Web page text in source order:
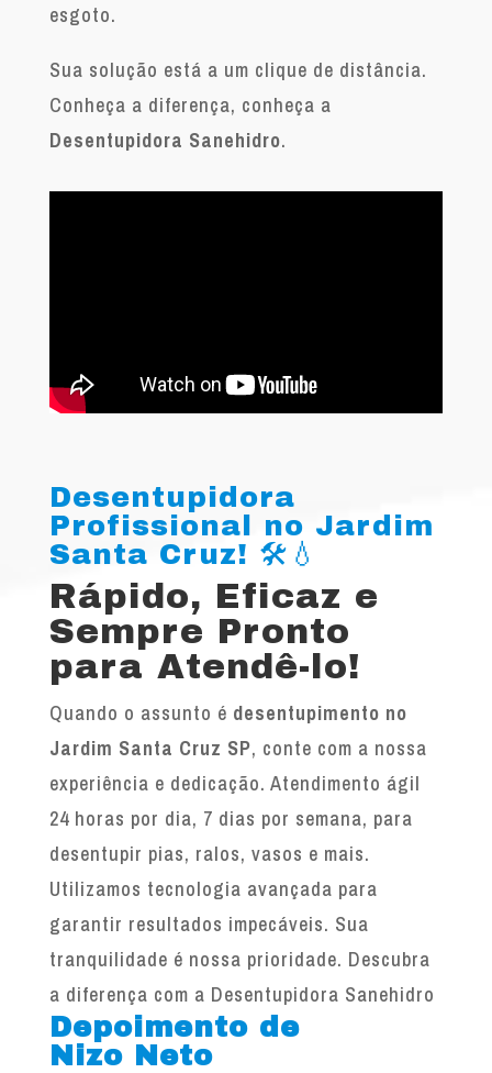
esgoto.
Sua solução está a um clique de distância.
Conheça a diferença, conheça a
Desentupidora Sanehidro.
Desentupidora
Profissional no Jardim
Santa Cruz! 🛠️💧
Rápido, Eficaz e
Sempre Pronto
para Atendê-lo!
Quando o assunto é desentupimento no
Jardim Santa Cruz SP, conte com a nossa
experiência e dedicação. Atendimento ágil
24 horas por dia, 7 dias por semana, para
desentupir pias, ralos, vasos e mais.
Utilizamos tecnologia avançada para
garantir resultados impecáveis. Sua
tranquilidade é nossa prioridade. Descubra
a diferença com a Desentupidora Sanehidro
Depoimento de
Nizo Neto